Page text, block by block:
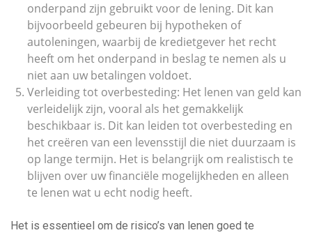
onderpand zijn gebruikt voor de lening. Dit kan
bijvoorbeeld gebeuren bij hypotheken of
autoleningen, waarbij de kredietgever het recht
heeft om het onderpand in beslag te nemen als u
niet aan uw betalingen voldoet.
Verleiding tot overbesteding: Het lenen van geld kan
verleidelijk zijn, vooral als het gemakkelijk
beschikbaar is. Dit kan leiden tot overbesteding en
het creëren van een levensstijl die niet duurzaam is
op lange termijn. Het is belangrijk om realistisch te
blijven over uw financiële mogelijkheden en alleen
te lenen wat u echt nodig heeft.
Het is essentieel om de risico’s van lenen goed te